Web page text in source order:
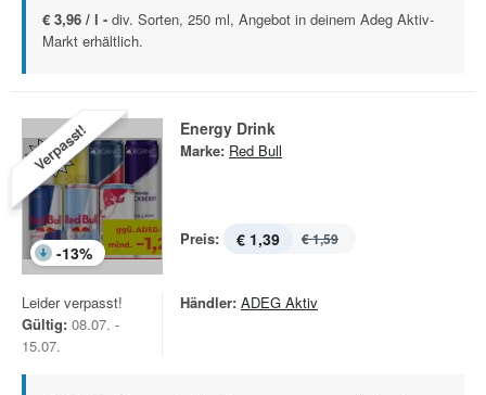
€ 3,96 / l - div. Sorten, 250 ml, Angebot in deinem Adeg Aktiv-
Markt erhältlich.
Verpasst!
-13%
Energy Drink
Marke: Red Bull
Preis: € 1,39 € 1,59
Leider verpasst!
Gültig: 08.07. -
15.07.
Händler: ADEG Aktiv